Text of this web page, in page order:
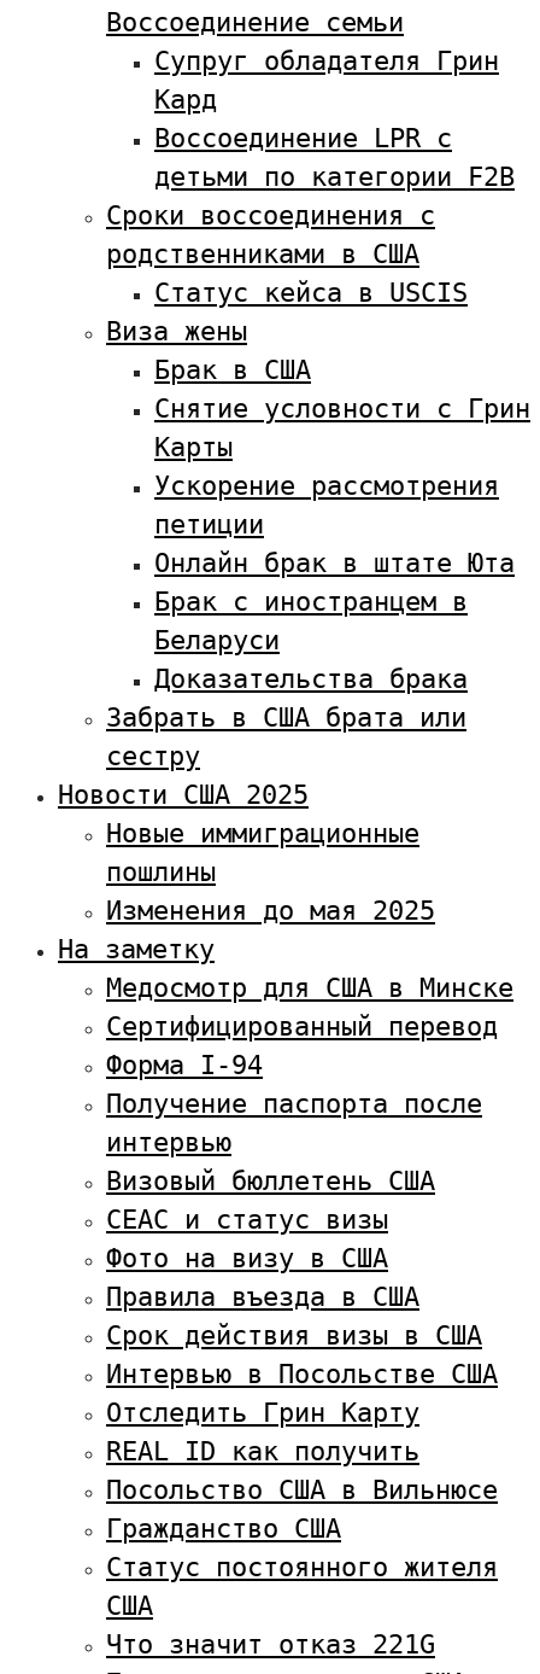
Воссоединение семьи
Супруг обладателя Грин
Кард
Воссоединение LPR с
детьми по категории F2B
Сроки воссоединения с
родственниками в США
Статус кейса в USCIS
Виза жены
Брак в США
Снятие условности с Грин
Карты
Ускорение рассмотрения
петиции
Онлайн брак в штате Юта
Брак с иностранцем в
Беларуси
Доказательства брака
Забрать в США брата или
сестру
Новости США 2025
Новые иммиграционные
пошлины
Изменения до мая 2025
На заметку
Медосмотр для США в Минске
Сертифицированный перевод
Форма I-94
Получение паспорта после
интервью
Визовый бюллетень США
CEAC и статус визы
Фото на визу в США
Правила въезда в США
Срок действия визы в США
Интервью в Посольстве США
Отследить Грин Карту
REAL ID как получить
Посольство США в Вильнюсе
Гражданство США
Статус постоянного жителя
США
Что значит отказ 221G